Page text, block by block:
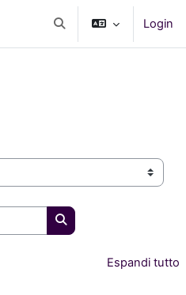
Attiva/disattiva input di
Login
Cerca corsi
Espandi tutto